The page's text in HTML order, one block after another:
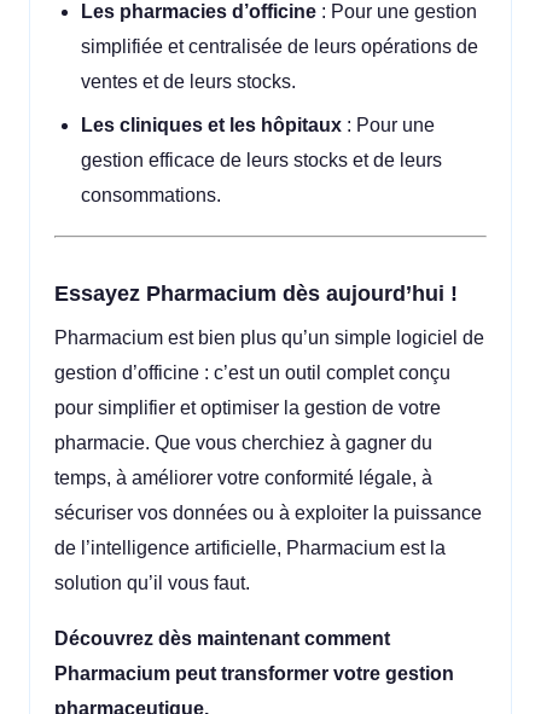
Les pharmacies d’officine : Pour une gestion
simplifiée et centralisée de leurs opérations de
ventes et de leurs stocks.
Les cliniques et les hôpitaux : Pour une
gestion efficace de leurs stocks et de leurs
consommations.
Essayez Pharmacium dès aujourd’hui !
Pharmacium est bien plus qu’un simple logiciel de
gestion d’officine : c’est un outil complet conçu
pour simplifier et optimiser la gestion de votre
pharmacie. Que vous cherchiez à gagner du
temps, à améliorer votre conformité légale, à
sécuriser vos données ou à exploiter la puissance
de l’intelligence artificielle, Pharmacium est la
solution qu’il vous faut.
Découvrez dès maintenant comment
Pharmacium peut transformer votre gestion
pharmaceutique.